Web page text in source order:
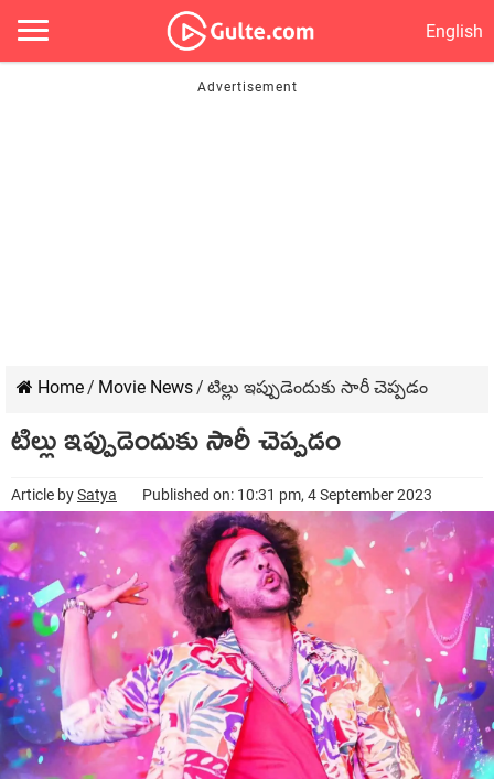
English
Home/ Movie News/ టిల్లు ఇప్పుడెందుకు సారీ చెప్పడం
టిల్లు ఇప్పుడెందుకు సారీ చెప్పడం
Article bySatya Published on: 10:31 pm, 4 September 2023